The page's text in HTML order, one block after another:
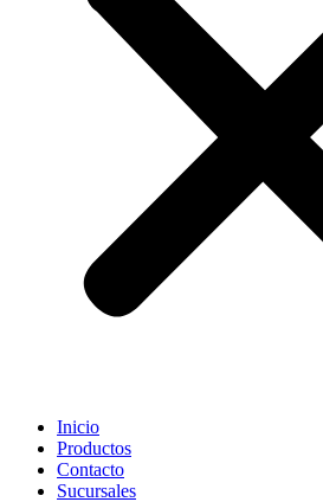
Inicio
Productos
Contacto
Sucursales